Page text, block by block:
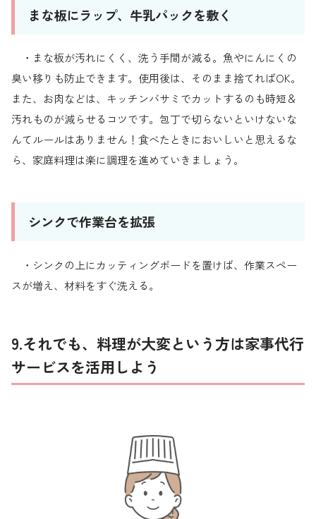
まな板にラップ、牛乳パックを敷く
・まな板が汚れにくく、洗う手間が減る。魚やにんにくの
臭い移りも防止できます。使用後は、そのまま捨てればOK。
また、お肉などは、キッチンバサミでカットするのも時短＆
汚れものが減らせるコツです。包丁で切らないといけないな
んてルールはありません！食べたときにおいしいと思えるな
ら、家庭料理は楽に調理を進めていきましょう。
シンクで作業台を拡張
・シンクの上にカッティングボードを置けば、作業スペー
スが増え、材料をすぐ洗える。
9.それでも、料理が大変という方は家事代行
サービスを活用しよう